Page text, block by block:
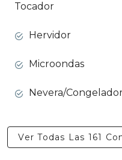
pueblo pesquero con
Torrevieja y Guardamar,
descubrir sus múltiples
grupos de amigos que
vacaciones
Tocador
Hervidor
Microondas
Nevera/
Ver Todas Las 161